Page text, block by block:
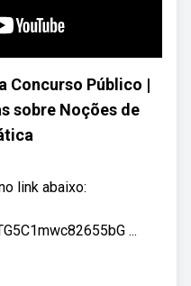
Concurso Público |
sobre Noções de
link abaixo:
...